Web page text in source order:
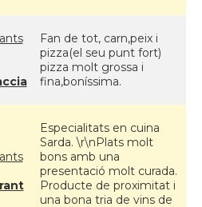
Fan de tot, carn,peix i
pizza(el seu punt fort)
pizza molt grossa i
fina,boníssima.
Especialitats en cuina
Sarda. \r\nPlats molt
bons amb una
presentació molt curada.
Producte de proximitat i
una bona tria de vins de